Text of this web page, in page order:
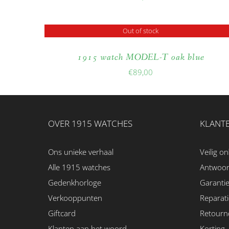
Out of stock
1915 watch MODEL-T oak blue
€89,00
OVER 1915 WATCHES
Ons unieke verhaal
Alle 1915 watches
Gedenkhorloge
Verkooppunten
Giftcard
Veilig
Garantie